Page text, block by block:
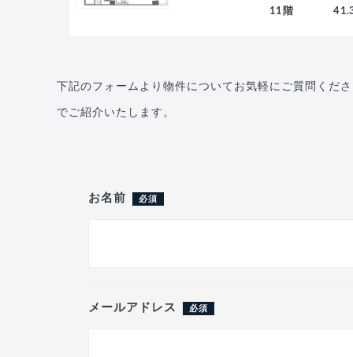
11階
下記のフォームより物件についてお気軽にご質問くだ
でご紹介いたします。
お名前 必須
メールアドレス 必須